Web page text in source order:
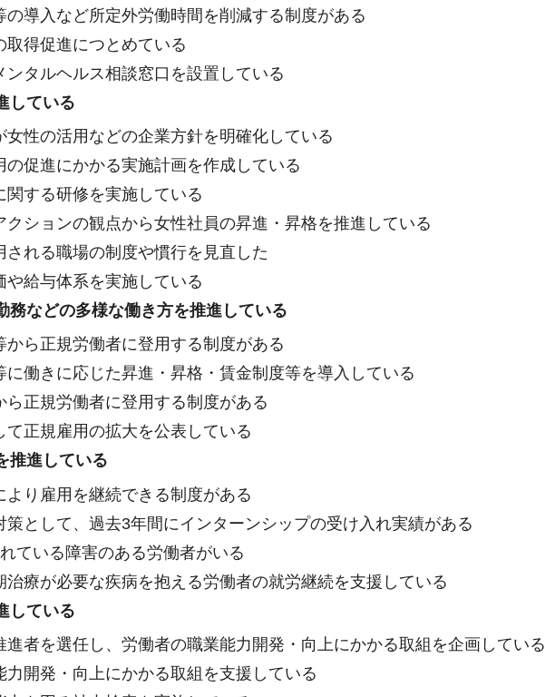
の導入など所定外労働時間を削減する制度がある
取得促進につとめている
ンタルヘルス相談窓口を設置している
している
女性の活用などの企業方針を明確化している
の促進にかかる実施計画を作成している
関する研修を実施している
クションの観点から女性社員の昇進・昇格を推進している
される職場の制度や慣行を見直した
や給与体系を実施している
務などの多様な働き方を推進している
から正規労働者に登用する制度がある
に働きに応じた昇進・昇格・賃金制度等を導入している
ら正規労働者に登用する制度がある
て正規雇用の拡大を公表している
推進している
より雇用を継続できる制度がある
策として、過去3年間にインターンシップの受け入れ実績がある
ている障害のある労働者がいる
治療が必要な疾病を抱える労働者の就労継続を支援している
している
進者を選任し、労働者の職業能力開発・向上にかかる取組を企画している
力開発・向上にかかる取組を支援している